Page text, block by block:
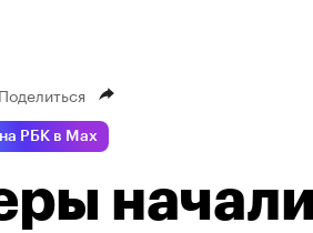
РБК в Max